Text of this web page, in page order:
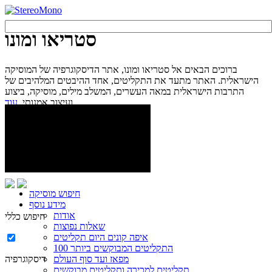
סטריאו ומונו
ברוכים הבאים אל סטריאו ומונו, אתר הדיסקוגרפיה של המוסיקה
הישראלית. האתר מתעד את התקליטים, אחד ההיבטים המלהיבים של
התרבות הישראלית במאה העשרים, המשלב מילים, מוסיקה, ביצוע
ועיצוב אמנותי.עוד...
חיפוש מוסיקה
מידע נוסף
אודות
שאלות נפוצות
איפה קונים היום תקליטים
100 התקליטים המבוקשים ביותר
מפאז ועד סוף העולם
תקליטים למכירה ותקליטים מבוקשים
חיפוש כללי
דיסקוגרפיה